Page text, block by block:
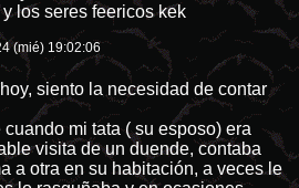
los seres feericos kek
(mié) 19:02:06
siento la necesidad de contar
mi tata ( su esposo) era
visita de un duende, contaba
a otra en su habitación, a veces le